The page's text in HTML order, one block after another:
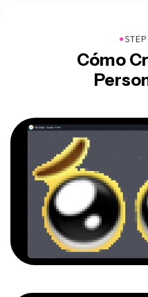
●
Cómo